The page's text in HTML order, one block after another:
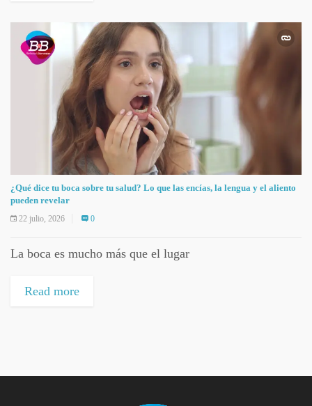
¿Qué dice tu boca sobre tu salud? Lo que las encías, la lengua y el aliento
pueden revelar
22 julio, 2026 0
La boca es mucho más que el lugar
Read more